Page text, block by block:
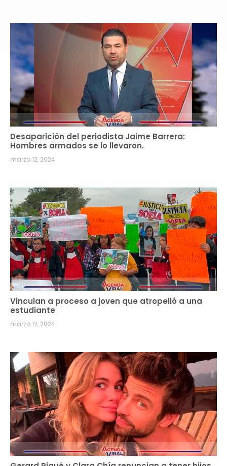
Desaparición del periodista Jaime Barrera:
Hombres armados se lo llevaron.
marzo 12, 2024
Vinculan a proceso a joven que atropelló a una
estudiante
marzo 12, 2024